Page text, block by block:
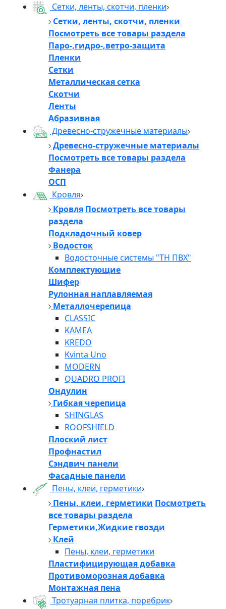
Сетки, ленты, скотчи, пленки
Сетки, ленты, скотчи, пленки
Посмотреть все товары раздела
Паро-,гидро-,ветро-защита
Пленки
Сетки
Металлическая сетка
Скотчи
Ленты
Абразивная
Древесно-стружечные материалы
Древесно-стружечные материалы
Посмотреть все товары раздела
Фанера
ОСП
Кровля
Кровля Посмотреть все товары
раздела
Подкладочный ковер
Водосток
Водосточные системы "ТН ПВХ"
Комплектующие
Шифер
Рулонная наплавляемая
Металлочерепица
CLASSIC
KAMEA
KREDO
Kvinta Uno
MODERN
QUADRO PROFI
Ондулин
Гибкая черепица
SHINGLAS
ROOFSHIELD
Плоский лист
Профнастил
Сэндвич панели
Фасадные панели
Пены, клеи, герметики
Пены, клеи, герметики Посмотреть
все товары раздела
Герметики,Жидкие гвозди
Клей
Пены, клеи, герметики
Пластифицирующая добавка
Противоморозная добавка
Монтажная пена
Тротуарная плитка, поребрик